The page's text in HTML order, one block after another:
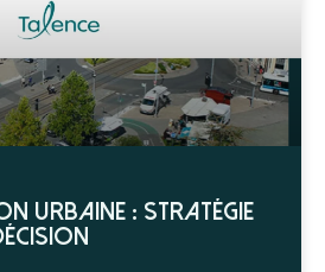
urbaine : stratégie